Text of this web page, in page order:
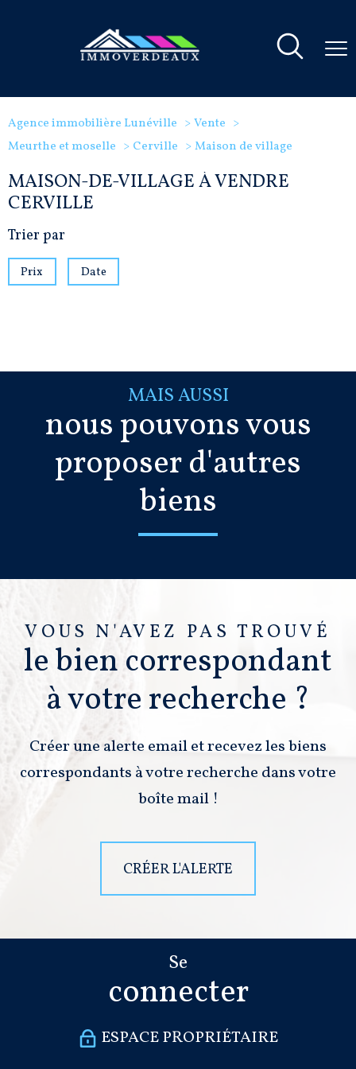
Agence immobilière Lunéville
Vente
Meurthe et moselle
Cerville Maison de village
MAISON-DE-VILLAGE À VENDRE
CERVILLE
Trier par
Prix Date
MAIS AUSSI
nous pouvons vous
proposer d'autres
biens
VOUS N'AVEZ PAS TROUVÉ
le bien correspondant
à votre recherche ?
Créer une alerte email et recevez les biens
correspondants à votre recherche dans votre
boîte mail !
CRÉER L'ALERTE
Se
connecter
ESPACE PROPRIÉTAIRE